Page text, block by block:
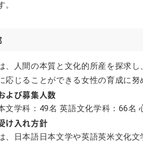
。
、人間の本質と文化的所産を探求
応じることができる女性の育成に努
よび募集人数
文学科：49名 英語文化学科：66名
け入れ方針
、日本語日本文学や英語英米文化